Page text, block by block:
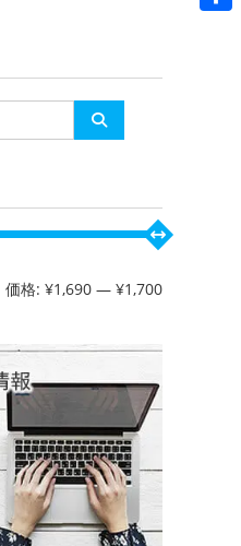
最
価
最
価
価格: ¥1,690 — ¥1,700